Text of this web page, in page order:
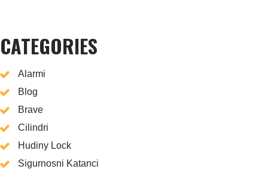
CATEGORIES
Alarmi
Blog
Brave
Cilindri
Hudiny Lock
Sigurnosni Katanci